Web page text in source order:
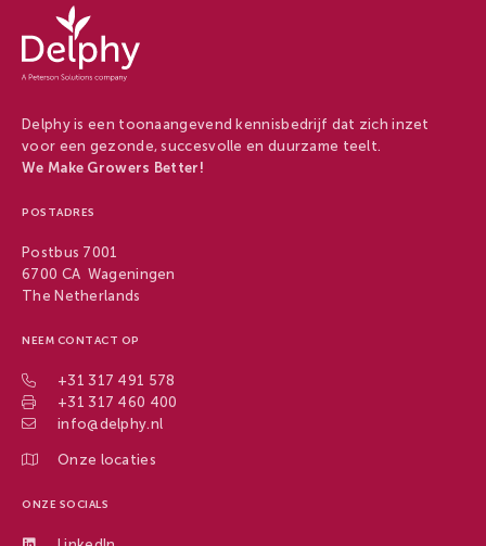
Delphy
-
Delphy
Delphy is een toonaangevend kennisbedrijf dat zich inzet
voor een gezonde, succesvolle en duurzame teelt.
We Make Growers Better!
POSTADRES
Postbus 7001
6700 CA Wageningen
The Netherlands
NEEM CONTACT OP
+31 317 491 578
+31 317 460 400
info@delphy.nl
Onze locaties
ONZE SOCIALS